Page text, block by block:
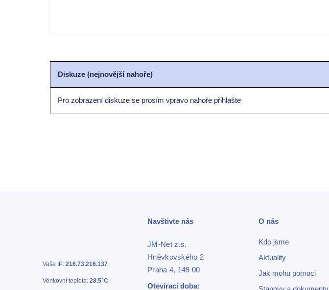
Diskuze (nejnovější nahoře)
Pro zobrazení diskuze se prosím vpravo nahoře přihlašte
Vaše IP: 216.73.216.137
Venkovní teplota: 28.5°C
Navštivte nás
JM-Net z.s.
Hněvkovského 2
Praha 4, 149 00
Otevírací doba:
O nás
Kdo jsme
Aktuality
Jak mohu pomoci